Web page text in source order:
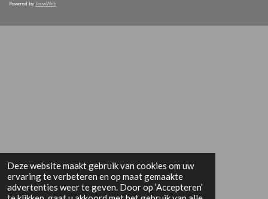
Deze website maakt gebruik van cookies om uw
ervaring te verbeteren en op maat gemaakte
advertenties weer te geven. Door op ‘Accepteren’
Powered by JouwWeb